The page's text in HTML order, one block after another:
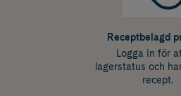
Receptbelagd
Logga in för
lagerstatus och
recept.